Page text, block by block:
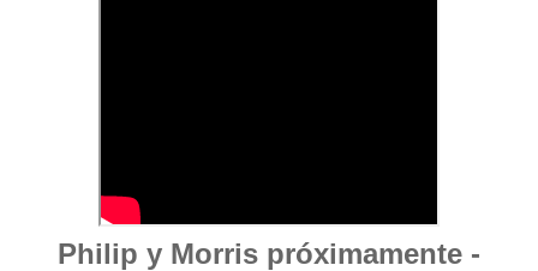
Philip y Morris próximamente -